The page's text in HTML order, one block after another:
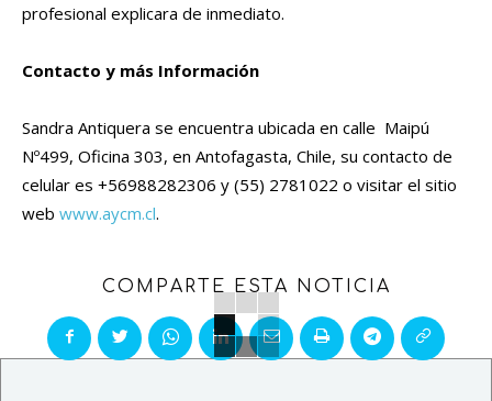
profesional explicara de inmediato.
Contacto y más Información
Sandra Antiquera se encuentra ubicada en calle Maipú
Nº499, Oficina 303, en Antofagasta, Chile, su contacto de
celular es +56988282306 y (55) 2781022 o visitar el sitio
web www.aycm.cl.
COMPARTE ESTA NOTICIA